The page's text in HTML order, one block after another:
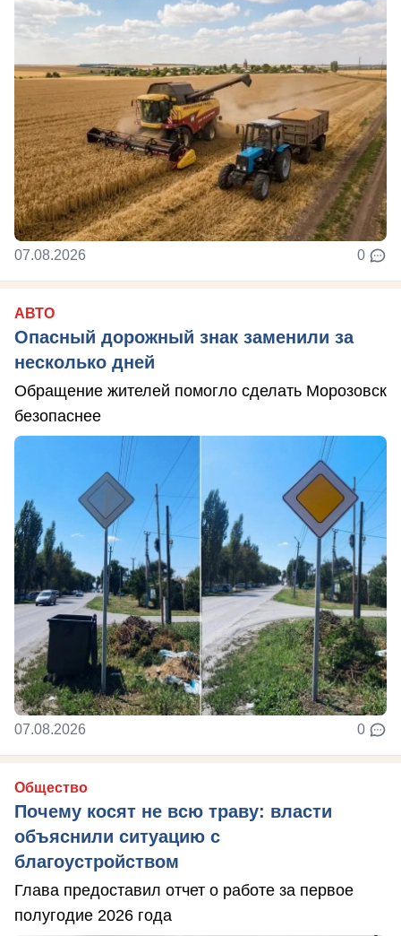
07.08.2026 0
АВТО
Опасный дорожный знак заменили за
несколько дней
Обращение жителей помогло сделать Морозовск
безопаснее
07.08.2026 0
Общество
Почему косят не всю траву: власти
объяснили ситуацию с
благоустройством
Глава предоставил отчет о работе за первое
полугодие 2026 года